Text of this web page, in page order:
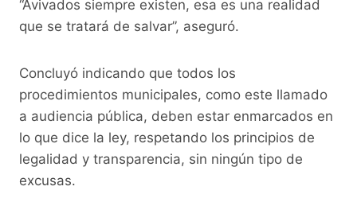
“Avivados siempre existen, esa es una realidad
que se tratará de salvar”, aseguró.
Concluyó indicando que todos los
procedimientos municipales, como este llamado
a audiencia pública, deben estar enmarcados en
lo que dice la ley, respetando los principios de
legalidad y transparencia, sin ningún tipo de
excusas.